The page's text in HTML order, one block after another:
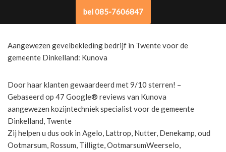
bel 085-7606847
Aangewezen gevelbekleding bedrijf in Twente voor de
gemeente Dinkelland: Kunova
Door haar klanten gewaardeerd met 9/10 sterren! –
Gebaseerd op 47 Google® reviews van Kunova
aangewezen kozijntechniek specialist voor de gemeente
Dinkelland, Twente
Zij helpen u dus ook in Agelo, Lattrop, Nutter, Denekamp, oud
Ootmarsum, Rossum, Tilligte, OotmarsumWeerselo,